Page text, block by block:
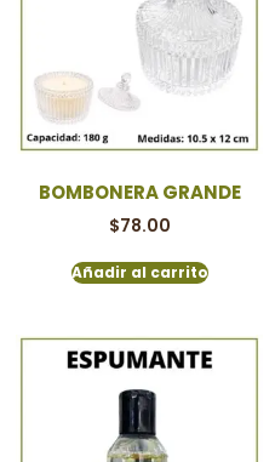
BOMBONERA GRANDE
$78.00
Añadir al carrito